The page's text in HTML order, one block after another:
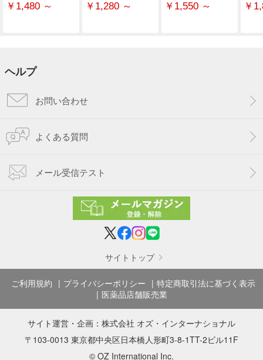
￥1,480 ～ ￥1,280 ～ ￥1,550 ～ ￥
ヘルプ
お問い合わせ
よくある質問
メール受信テスト
サイトトップ
ご利用規約 プライバシーポリシー
特定商取引法に基づく表示
医薬品店舗販売業
サイト運営・企画： 株式会社 オズ・インターナショナル
〒103-0013 東京都中央区日本橋人形町3-8-1TT-2ビル11F
© OZ International Inc.